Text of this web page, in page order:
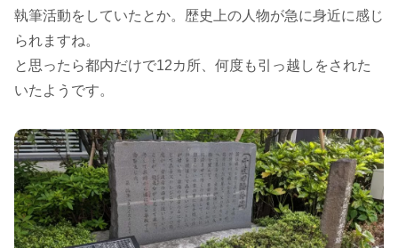
執筆活動をしていたとか。歴史上の人物が急に身近に感じ
られますね。
と思ったら都内だけで12カ所、何度も引っ越しをされた
いたようです。